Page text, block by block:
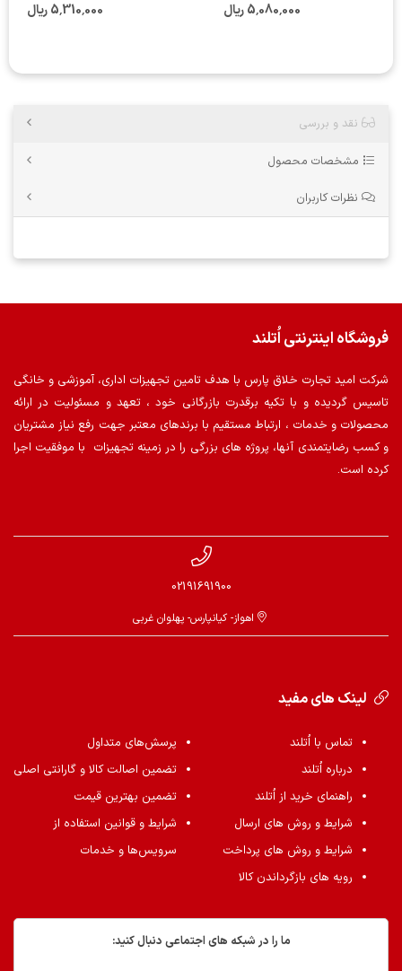
5٬080٬000 ریال 5٬310٬000 ریال
نقد و بررسی
مشخصات محصول
نظرات کاربران
فروشگاه اینترنتی اُتلند
شرکت امید تجارت خلاق پارس با هدف تامین تجهیزات اداری، آموزشی و خانگی
تاسیس گردیده و با تکیه برقدرت بازرگانی خود ، تعهد و مسئولیت در ارائه
محصولات و خدمات ، ارتباط مستقیم با برندهای معتبر جهت رفع نیاز مشتریان
و کسب رضایتمندی آنها، پروژه های بزرگی را در زمینه تجهیزات با موفقیت اجرا
کرده است.
02191691900
اهواز- کیانپارس- پهلوان غربی
لینک های مفید
تماس با اُتلند
درباره اُتلند
راهنمای خرید از اُتلند
شرایط و روش های ارسال
شرایط و روش های پرداخت
رویه های بازگرداندن کالا
پرسش‌های متداول
تضمین اصالت کالا و گارانتی اصلی
تضمین بهترین قیمت
شرایط و قوانین استفاده از
سرویس‌ها و خدمات
ما را در شبکه های اجتماعی دنبال کنید: